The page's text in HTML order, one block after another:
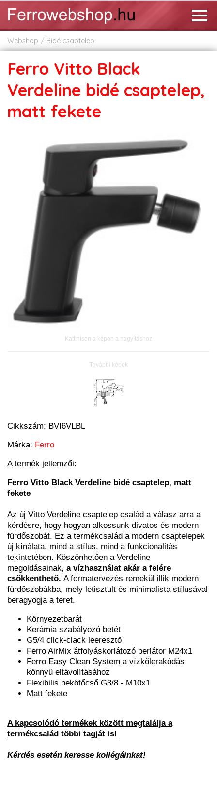
Webshop Bidé csaptelep
Ferro Vitto Black
Verdeline bidé csaptelep,
matt fekete
Kattintson a képen a nagyításhoz
További képek
Cikkszám: BVI6VLBL
Márka: Ferro
A termék jellemzői:
Ferro Vitto Black Verdeline bidé csaptelep, matt
fekete
Az új Vitto Verdeline csaptelep család a válasz arra a
kérdésre, hogy hogyan alkossunk divatos és modern
fürdőszobát. Ez a termékcsalád a modern csaptelepek
új kínálata, mind a stílus, mind a funkcionalitás
tekintetében. Köszönhetően a Verdeline
megoldásainak, a vízhasználat akár a felére
csökkenthető. A formatervezés remekül illik modern
fürdőszobákba, mely letisztult és minimalista stílusával
beragyogja a teret.
Környezetbarát
Kerámia szabályozó betét
G5/4 click-clack leeresztő
Ferro AirMix átfolyáskorlátozó perlátor M24x1
Ferro Easy Clean System a vízkőlerakódás
könnyű eltávolításához
Flexibilis bekötőcső G3/8 - M10x1
Matt fekete
A kapcsolódó termékek között megtalálja a
termékcsalád többi tagját is!
Kérdés esetén keresse kollégáinkat!